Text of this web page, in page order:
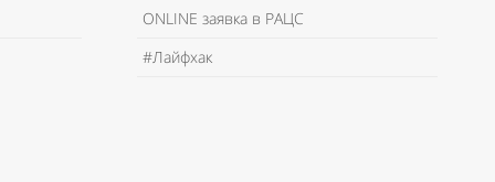
ONLINE заявка в РАЦС
#Лайфхак